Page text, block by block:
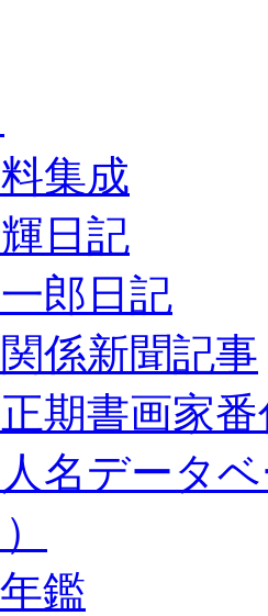
集成
日記
郎日記
係新聞記事
期書画家
名データ
鑑